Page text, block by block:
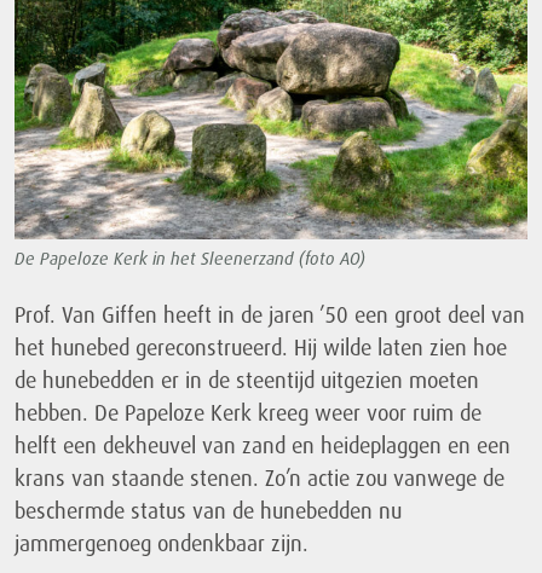
De Papeloze Kerk in het Sleenerzand (foto AO)
Prof. Van Giffen heeft in de jaren ’50 een groot deel van
het hunebed gereconstrueerd. Hij wilde laten zien hoe
de hunebedden er in de steentijd uitgezien moeten
hebben. De Papeloze Kerk kreeg weer voor ruim de
helft een dekheuvel van zand en heideplaggen en een
krans van staande stenen. Zo’n actie zou vanwege de
beschermde status van de hunebedden nu
jammergenoeg ondenkbaar zijn.